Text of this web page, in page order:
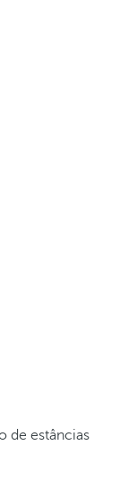
de estâncias